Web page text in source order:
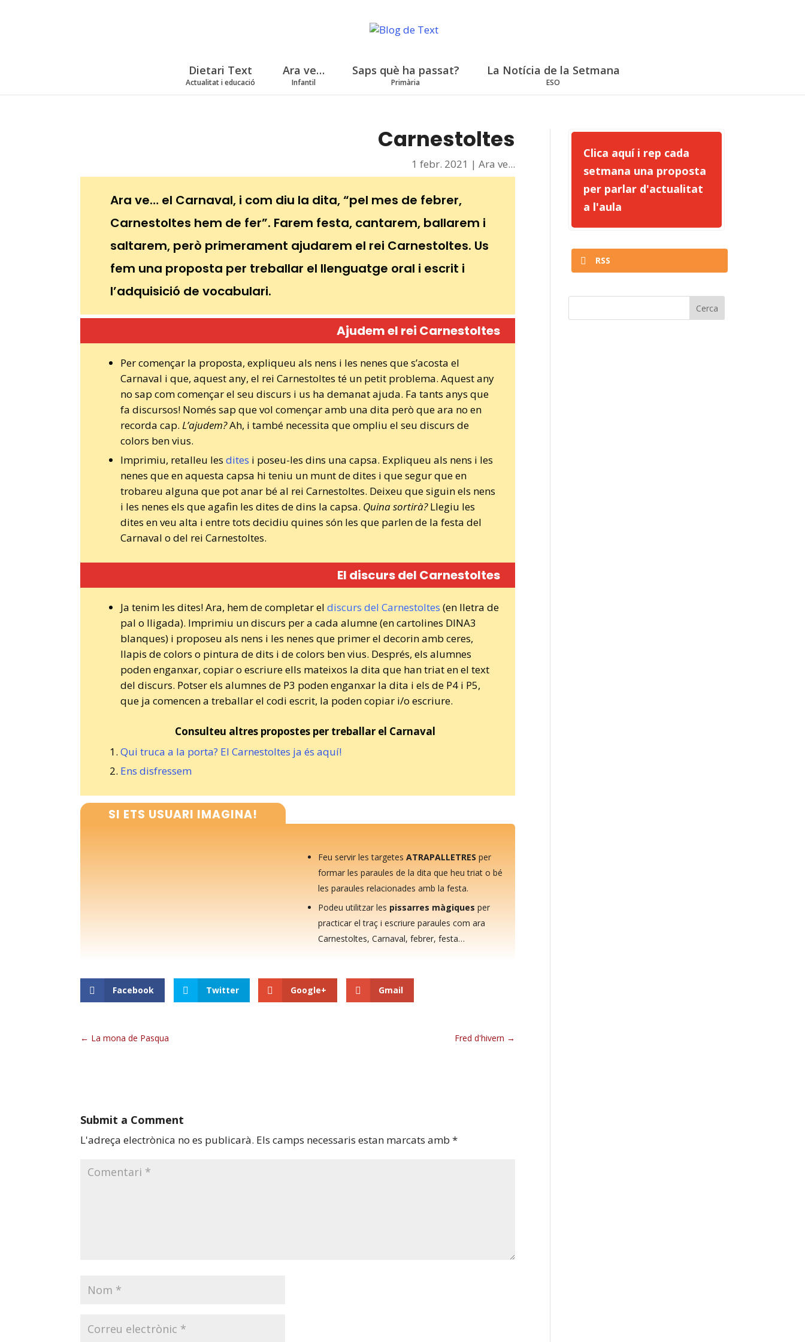
Dietari Text
Actualitat i educació
Ara ve…
Infantil
Saps què ha passat?
Primària
La Notícia de la Setmana
ESO
Carnestoltes
1 febr. 2021 |Ara ve...
Ara ve… el Carnaval, i com diu la dita, “pel mes de febrer,
Carnestoltes hem de fer”. Farem festa, cantarem, ballarem i
saltarem, però primerament ajudarem el rei Carnestoltes. Us
fem una proposta per treballar el llenguatge oral i escrit i
l’adquisició de vocabulari.
Ajudem el rei Carnestoltes
Per començar la proposta, expliqueu als nens i les nenes que s’acosta el
Carnaval i que, aquest any, el rei Carnestoltes té un petit problema. Aquest any
no sap com començar el seu discurs i us ha demanat ajuda. Fa tants anys que
fa discursos! Només sap que vol començar amb una dita però que ara no en
recorda cap.L’ajudem?Ah, i també necessita que ompliu el seu discurs de
colors ben vius.
Imprimiu, retalleu lesdites i poseu-les dins una capsa. Expliqueu als nens i les
nenes que en aquesta capsa hi teniu un munt de dites i que segur que en
trobareu alguna que pot anar bé al rei Carnestoltes. Deixeu que siguin els nens
i les nenes els que agafin les dites de dins la capsa. Quina sortirà?Llegiu les
dites en veu alta i entre tots decidiu quines són les que parlen de la festa del
Carnaval o del rei Carnestoltes.
El discurs del Carnestoltes
Ja tenim les dites! Ara, hem de completar eldiscurs del Carnestoltes(en lletra de
pal o lligada). Imprimiu un discurs per a cada alumne (en cartolines DINA3
blanques) i proposeu als nens i les nenes que primer el decorin amb ceres,
llapis de colors o pintura de dits i de colors ben vius. Després, els alumnes
poden enganxar, copiar o escriure ells mateixos la dita que han triat en el text
del discurs. Potser els alumnes de P3 poden enganxar la dita i els de P4 i P5,
que ja comencen a treballar el codi escrit, la poden copiar i/o escriure.
Consulteu altres propostes per treballar el Carnaval
Qui truca a la porta? El Carnestoltes ja és aquí!
Ens disfressem
SI ETS USUARI IMAGINA!
Feu servir les targetesATRAPALLETRES per
formar les paraules de la dita que heu triat o bé
les paraules relacionades amb la festa.
Podeu utilitzar les pissarres màgiques per
practicar el traç i escriure paraules com ara
Carnestoltes, Carnaval, febrer, festa…
Facebook Twitter Google+ Gmail
Fred d'hivern
La mona de Pasqua
Submit a Comment
L'adreça electrònica no es publicarà. Els camps necessaris estan marcats amb*
Clica aquí i rep cada
setmana una proposta
per parlar d'actualitat
a l'aula
RSS